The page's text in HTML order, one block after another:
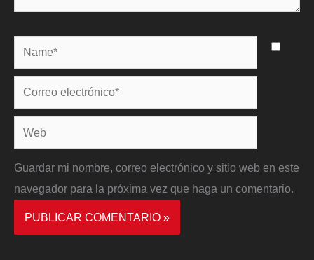
Name*
Correo
electrónico*
Web
Guardar mi nombre, correo electrónico y sitio web en este
navegador para la próxima vez que haga un comentario.